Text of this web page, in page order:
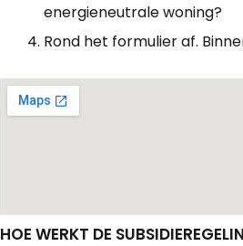
energieneutrale woning?
Rond het formulier af.
HOE WERKT DE